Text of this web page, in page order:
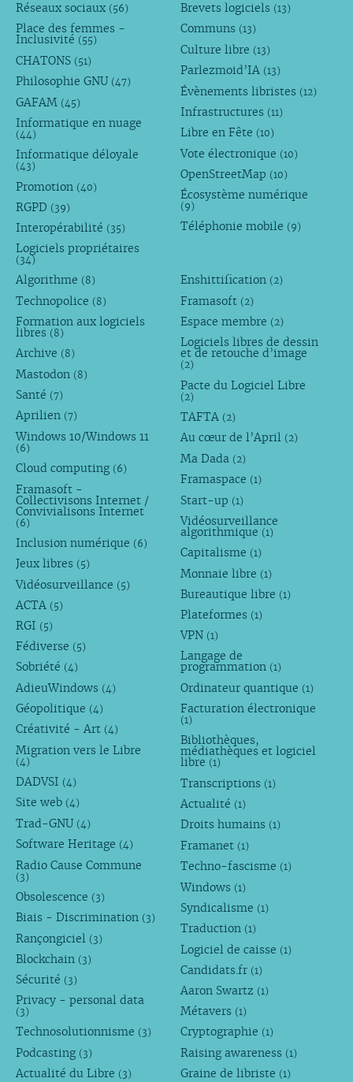
Réseaux sociaux (56)
Place des femmes -
Inclusivité (55)
CHATONS (51)
Philosophie GNU (47)
GAFAM (45)
Informatique en nuage
(44)
Informatique déloyale
(43)
Promotion (40)
RGPD (39)
Interopérabilité (35)
Logiciels propriétaires
(34)
Brevets logiciels (13)
Communs (13)
Culture libre (13)
Parlezmoid’IA (13)
Évènements libristes (12)
Infrastructures (11)
Libre en Fête (10)
Vote électronique (10)
OpenStreetMap (10)
Écosystème numérique
(9)
Téléphonie mobile (9)
Algorithme (8)
Technopolice (8)
Formation aux logiciels
libres (8)
Archive (8)
Mastodon (8)
Santé (7)
Aprilien (7)
Windows 10/Windows 11
(6)
Cloud computing (6)
Framasoft -
Collectivisons Internet /
Convivialisons Internet
(6)
Inclusion numérique (6)
Jeux libres (5)
Vidéosurveillance (5)
ACTA (5)
RGI (5)
Fédiverse (5)
Sobriété (4)
AdieuWindows (4)
Géopolitique (4)
Créativité - Art (4)
Migration vers le Libre
(4)
DADVSI (4)
Site web (4)
Trad-GNU (4)
Software Heritage (4)
Radio Cause Commune
(3)
Obsolescence (3)
Biais - Discrimination (3)
Rançongiciel (3)
Blockchain (3)
Sécurité (3)
Privacy - personal data
(3)
Technosolutionnisme (3)
Podcasting (3)
Actualité du Libre (3)
Enshittification (2)
Framasoft (2)
Espace membre (2)
Logiciels libres de dessin
et de retouche d’image
(2)
Pacte du Logiciel Libre
(2)
TAFTA (2)
Au cœur de l’April (2)
Ma Dada (2)
Framaspace (1)
Start-up (1)
Vidéosurveillance
algorithmique (1)
Capitalisme (1)
Monnaie libre (1)
Bureautique libre (1)
Plateformes (1)
VPN (1)
Langage de
programmation (1)
Ordinateur quantique (1)
Facturation électronique
(1)
Bibliothèques,
médiathèques et logiciel
libre (1)
Transcriptions (1)
Actualité (1)
Droits humains (1)
Framanet (1)
Techno-fascisme (1)
Windows (1)
Syndicalisme (1)
Traduction (1)
Logiciel de caisse (1)
Candidats.fr (1)
Aaron Swartz (1)
Métavers (1)
Cryptographie (1)
Raising awareness (1)
Graine de libriste (1)